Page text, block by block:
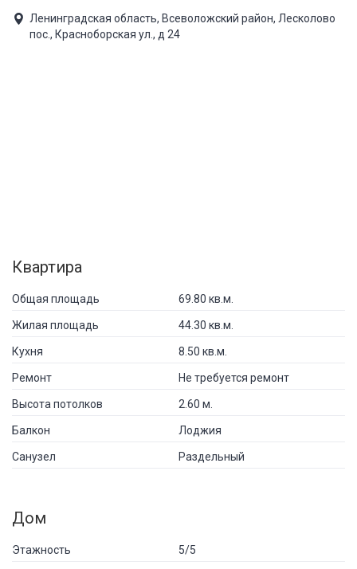
Ленинградская область, Всеволожский район, Лесколово
пос., Красноборская ул., д 24
Квартира
Общая площадь 69.80 кв.м.
Жилая площадь 44.30 кв.м.
Кухня 8.50 кв.м.
Ремонт Не требуется ремонт
Высота потолков 2.60 м.
Балкон Лоджия
Санузел Раздельный
Дом
Этажность 5/5